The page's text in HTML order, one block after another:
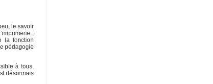
le savoir
;
la fonction
pédagogie
à tous.
désormais